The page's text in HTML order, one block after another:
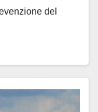
del